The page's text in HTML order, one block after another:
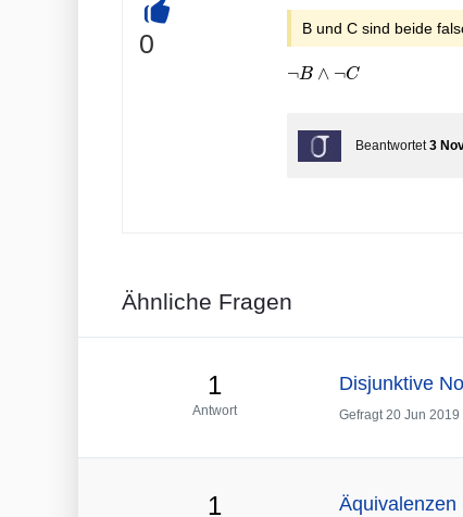
+
0 B und C sind beide
\neg B
¬B ∧ ¬C
Beantwortet 3
Ähnliche Fragen
1
Antwort
Disjunktive
Gefragt 20 Jun 2019
1 Äquivalenzen